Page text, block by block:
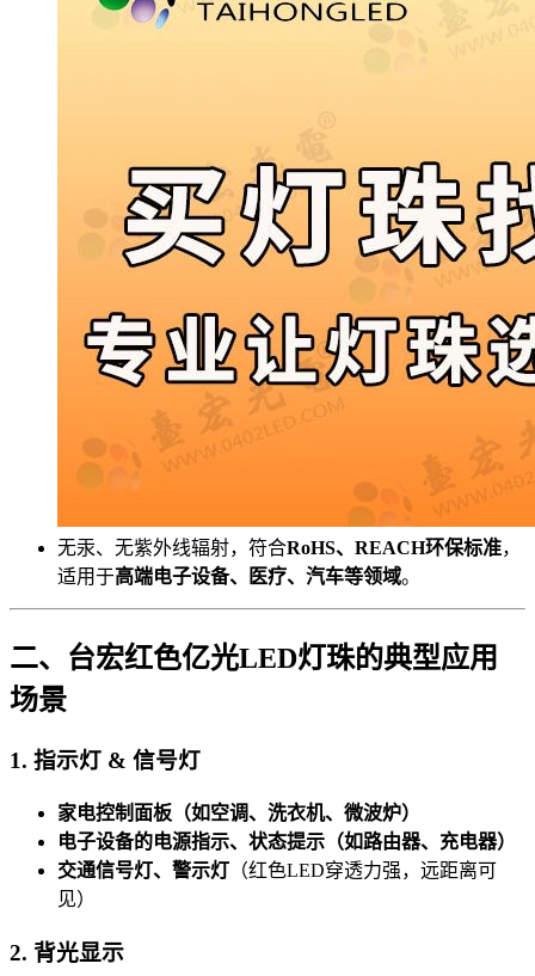
无汞、无紫外线辐射，符合RoHS、REACH环保标准，
适用于高端电子设备、医疗、汽车等领域。
二、台宏红色亿光LED灯珠的典型应用
场景
1. 指示灯 & 信号灯
家电控制面板（如空调、洗衣机、微波炉）
电子设备的电源指示、状态提示（如路由器、充电器）
交通信号灯、警示灯 （红色LED穿透力强，远距离可
见）
2. 背光显示